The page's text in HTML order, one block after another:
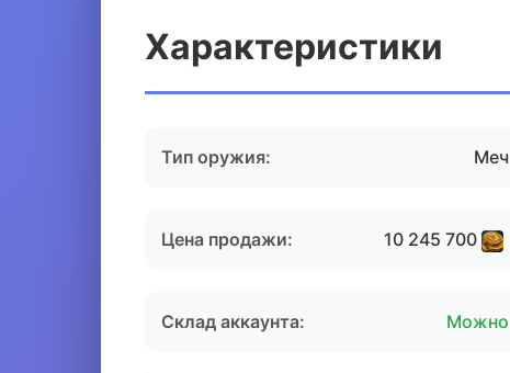
Характеристики
Тип оружия: Меч
Цена продажи: 10 245 700
Склад аккаунта: Можно